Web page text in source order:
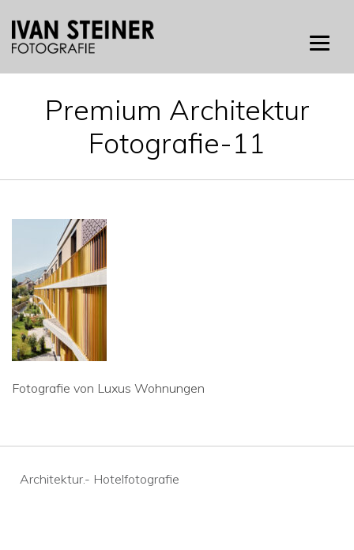
Premium Architektur
Fotografie-11
Fotografie von Luxus Wohnungen
Beitragsnavigation
Architektur.- Hotelfotografie